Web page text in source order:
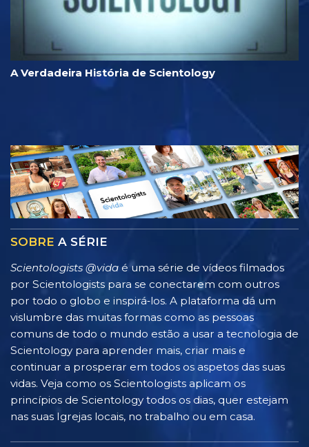
A Verdadeira História de Scientology
SOBRE A SÉRIE
Scientologists @vida é uma série de vídeos filmados
por Scientologists para se conectarem com outros
por todo o globo e inspirá‑los. A plataforma dá um
vislumbre das muitas formas como as pessoas
comuns de todo o mundo estão a usar a tecnologia de
Scientology para aprender mais, criar mais e
continuar a prosperar em todos os aspetos das suas
vidas. Veja como os Scientologists aplicam os
princípios de Scientology todos os dias, quer estejam
nas suas Igrejas locais, no trabalho ou em casa.